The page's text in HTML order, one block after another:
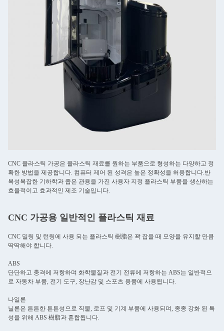
CNC 플라스틱 가공은 플라스틱 재료를 원하는 부품으로 형성하는 다양하고 정
확한 방법을 제공합니다. 컴퓨터 제어 된 성격은 높은 정확성을 허용합니다.반
복성복잡한 기하학과 좁은 관용을 가진 사용자 지정 플라스틱 부품을 생산하는
효율적이고 효과적인 제조 기술입니다.
CNC 가공용 일반적인 플라스틱 재료
CNC 밀링 및 턴링에 사용 되는 플라스틱 樹脂은 꽉 잡을 때 모양을 유지할 만큼
딱딱해야 합니다.
ABS
단단하고 충격에 저항하며 화학물질과 전기 전류에 저항하는 ABS는 일반적으
로 자동차 부품, 전기 도구, 장난감 및 스포츠 용품에 사용됩니다.
나일론
닐론은 튼튼한 튼튼성으로 직물, 로프 및 기계 부품에 사용되며, 종종 강화 된 특
성을 위해 ABS 樹脂과 혼합됩니다.